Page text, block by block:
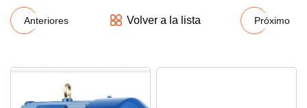
Anteriores Volver a la lista Próximo